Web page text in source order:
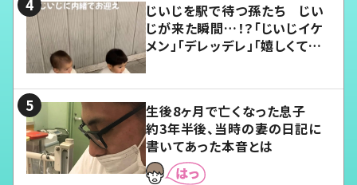
じいじを駅で待つ孫たち じい
じが来た瞬間…！？「じいじイケ
メン」「デレッデレ」「嬉しくて可
生後8ヶ月で亡くなった息子
約3年半後、当時の妻の日記に
書いてあった本音とは